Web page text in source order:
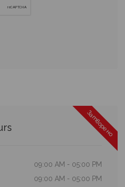
Затворено
09:00 AM - 05:00 PM
09:00 AM - 05:00 PM